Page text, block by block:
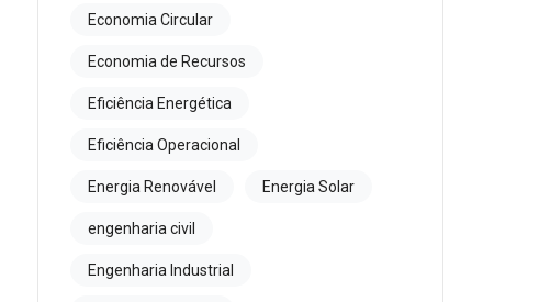
Economia Circular
Economia de Recursos
Eficiência Energética
Eficiência Operacional
Energia Renovável Energia Solar
engenharia civil
Engenharia Industrial